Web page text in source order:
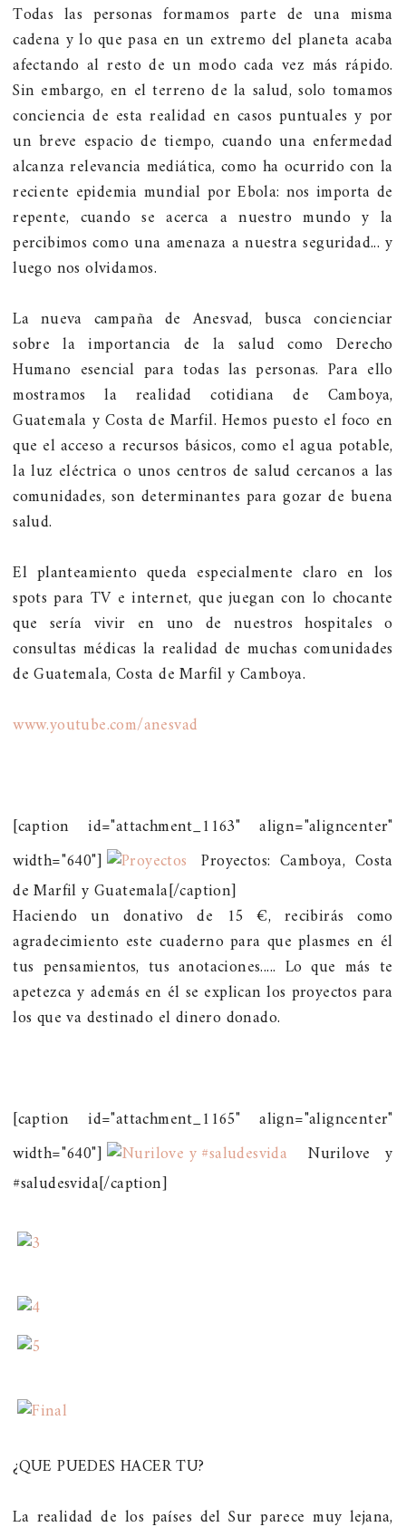
Todas las personas formamos parte de una misma
cadena y lo que pasa en un extremo del planeta acaba
afectando al resto de un modo cada vez más rápido.
Sin embargo, en el terreno de la salud, solo tomamos
conciencia de esta realidad en casos puntuales y por
un breve espacio de tiempo, cuando una enfermedad
alcanza relevancia mediática, como ha ocurrido con la
reciente epidemia mundial por Ebola: nos importa de
repente, cuando se acerca a nuestro mundo y la
percibimos como una amenaza a nuestra seguridad... y
luego nos olvidamos.
La nueva campaña de Anesvad, busca concienciar
sobre la importancia de la salud como Derecho
Humano esencial para todas las personas. Para ello
mostramos la realidad cotidiana de Camboya,
Guatemala y Costa de Marfil. Hemos puesto el foco en
que el acceso a recursos básicos, como el agua potable,
la luz eléctrica o unos centros de salud cercanos a las
comunidades, son determinantes para gozar de buena
salud.
El planteamiento queda especialmente claro en los
spots para TV e internet, que juegan con lo chocante
que sería vivir en uno de nuestros hospitales o
consultas médicas la realidad de muchas comunidades
de Guatemala, Costa de Marfil y Camboya.
www.youtube.com/anesvad
[caption id="attachment_1163" align="aligncenter"
width="640"]
Proyectos: Camboya, Costa
de Marfil y Guatemala[/caption]
Haciendo un donativo de 15 €, recibirás como
agradecimiento este cuaderno para que plasmes en él
tus pensamientos, tus anotaciones..... Lo que más te
apetezca y además en él se explican los proyectos para
los que va destinado el dinero donado.
[caption id="attachment_1165" align="aligncenter"
width="640"]
Nurilove y
#saludesvida[/caption]
¿QUE PUEDES HACER TU?
La realidad de los países del Sur parece muy lejana,